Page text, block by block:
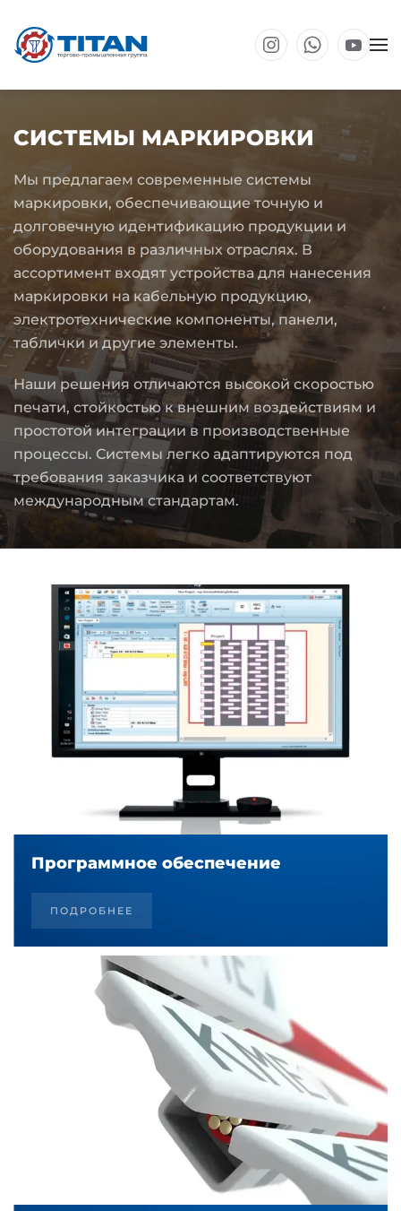
Перейти к основному содержанию
СИСТЕМЫ МАРКИРОВКИ
Мы предлагаем современные системы
маркировки, обеспечивающие точную и
долговечную идентификацию продукции и
оборудования в различных отраслях. В
ассортимент входят устройства для нанесения
маркировки на кабельную продукцию,
электротехнические компоненты, панели,
таблички и другие элементы.
Наши решения отличаются высокой скоростью
печати, стойкостью к внешним воздействиям и
простотой интеграции в производственные
процессы. Системы легко адаптируются под
требования заказчика и соответствуют
международным стандартам.
Программное обеспечение
ПОДРОБНЕЕ